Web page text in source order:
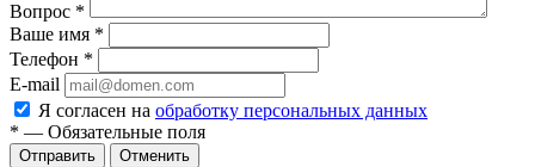
Вопрос *
Ваше имя *
Телефон *
E-mail
Я согласен на обработку персональных данных
* — Обязательные поля
Отменить